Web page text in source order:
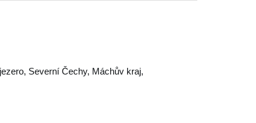
, Severní Čechy, Máchův kraj,